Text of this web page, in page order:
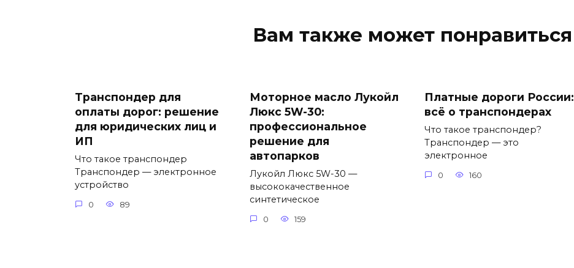
Вам также может понравиться
Транспондер для
оплаты дорог: решение
для юридических лиц и
ИП
Что такое транспондер
Транспондер — электронное
устройство
0 89
Моторное масло Лукойл
Люкс 5W-30:
профессиональное
решение для
автопарков
Лукойл Люкс 5W-30 —
высококачественное
синтетическое
0 159
Платные дороги России:
всё о транспондерах
Что такое транспондер?
Транспондер — это
электронное
0 160